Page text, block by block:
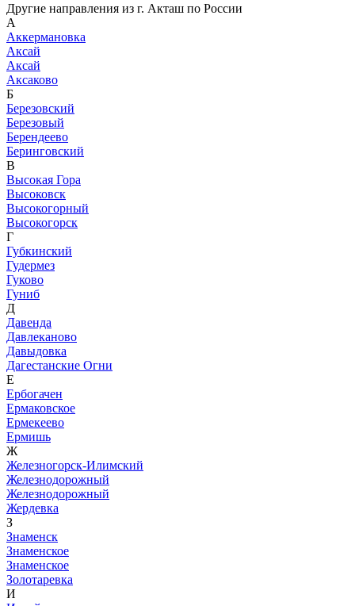
Другие направления из г. Акташ по России
А
Аккермановка
Аксай
Аксай
Аксаково
Б
Березовский
Березовый
Берендеево
Беринговский
В
Высокая Гора
Высоковск
Высокогорный
Высокогорск
Г
Губкинский
Гудермез
Гуково
Гуниб
Д
Давенда
Давлеканово
Давыдовка
Дагестанские Огни
Е
Ербогачен
Ермаковское
Ермекеево
Ермишь
Ж
Железногорск-Илимский
Железнодорожный
Железнодорожный
Жердевка
З
Знаменск
Знаменское
Знаменское
Золотаревка
И